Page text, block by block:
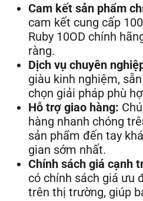
Cam kết sản phẩm
cam kết cung cấp
Ruby 10OD chính
ràng.
Dịch vụ chuyên
giàu kinh nghiệm,
chọn giải pháp phù
Hỗ trợ giao hàng:
hàng nhanh chóng
sản phẩm đến tay
gian sớm nhất.
Chính sách giá cạnh
có chính sách giá ưu
trên thị trường, giúp